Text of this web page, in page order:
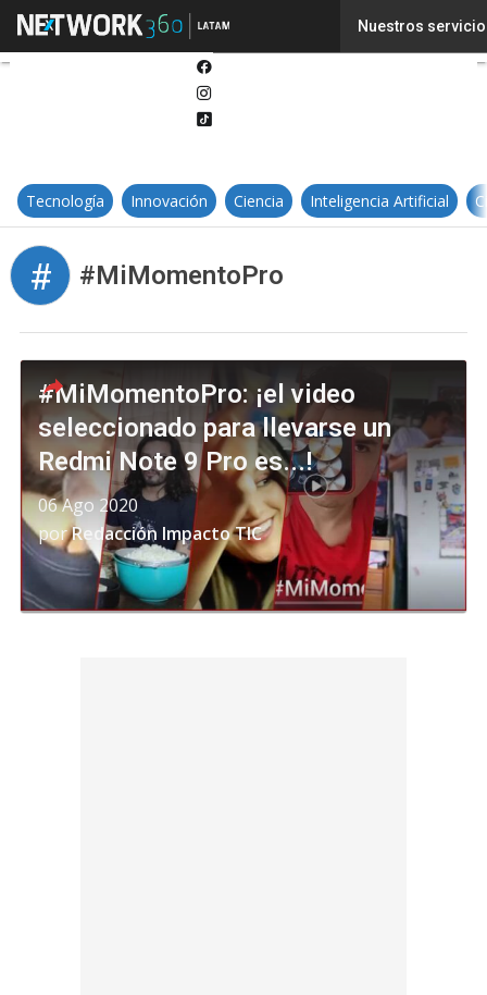
Nuestros
Tecnología Innovación Ciencia Inteligencia Artificial
# #MiMomentoPro
#MiMomentoPro: ¡el video
seleccionado para llevarse un
Redmi Note 9 Pro es...!
06 Ago 2020
porRedacción Impacto TIC